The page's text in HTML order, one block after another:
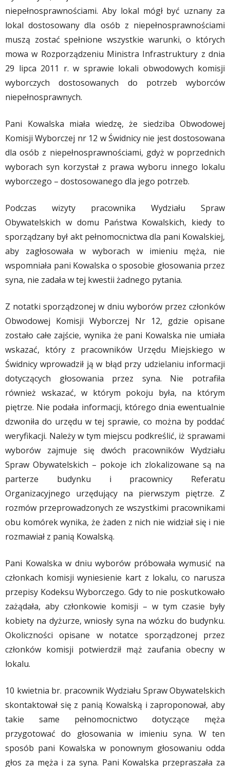
niepełnosprawnościami. Aby lokal mógł być uznany za
lokal dostosowany dla osób z niepełnosprawnościami
muszą zostać spełnione wszystkie warunki, o których
mowa w Rozporządzeniu Ministra Infrastruktury z dnia
29 lipca 2011 r. w sprawie lokali obwodowych komisji
wyborczych dostosowanych do potrzeb wyborców
niepełnosprawnych.
Pani Kowalska miała wiedzę, że siedziba Obwodowej
Komisji Wyborczej nr 12 w Świdnicy nie jest dostosowana
dla osób z niepełnosprawnościami, gdyż w poprzednich
wyborach syn korzystał z prawa wyboru innego lokalu
wyborczego – dostosowanego dla jego potrzeb.
Podczas wizyty pracownika Wydziału Spraw
Obywatelskich w domu Państwa Kowalskich, kiedy to
sporządzany był akt pełnomocnictwa dla pani Kowalskiej,
aby zagłosowała w wyborach w imieniu męża, nie
wspomniała pani Kowalska o sposobie głosowania przez
syna, nie zadała w tej kwestii żadnego pytania.
Z notatki sporządzonej w dniu wyborów przez członków
Obwodowej Komisji Wyborczej Nr 12, gdzie opisane
zostało całe zajście, wynika że pani Kowalska nie umiała
wskazać, który z pracowników Urzędu Miejskiego w
Świdnicy wprowadził ją w błąd przy udzielaniu informacji
dotyczących głosowania przez syna. Nie potrafiła
również wskazać, w którym pokoju była, na którym
piętrze. Nie podała informacji, którego dnia ewentualnie
dzwoniła do urzędu w tej sprawie, co można by poddać
weryfikacji. Należy w tym miejscu podkreślić, iż sprawami
wyborów zajmuje się dwóch pracowników Wydziału
Spraw Obywatelskich – pokoje ich zlokalizowane są na
parterze budynku i pracownicy Referatu
Organizacyjnego urzędujący na pierwszym piętrze. Z
rozmów przeprowadzonych ze wszystkimi pracownikami
obu komórek wynika, że żaden z nich nie widział się i nie
rozmawiał z panią Kowalską.
Pani Kowalska w dniu wyborów próbowała wymusić na
członkach komisji wyniesienie kart z lokalu, co narusza
przepisy Kodeksu Wyborczego. Gdy to nie poskutkowało
zażądała, aby członkowie komisji – w tym czasie były
kobiety na dyżurze, wniosły syna na wózku do budynku.
Okoliczności opisane w notatce sporządzonej przez
członków komisji potwierdził mąż zaufania obecny w
lokalu.
10 kwietnia br. pracownik Wydziału Spraw Obywatelskich
skontaktował się z panią Kowalską i zaproponował, aby
takie same pełnomocnictwo dotyczące męża
przygotować do głosowania w imieniu syna. W ten
sposób pani Kowalska w ponownym głosowaniu odda
głos za męża i za syna. Pani Kowalska przepraszała za